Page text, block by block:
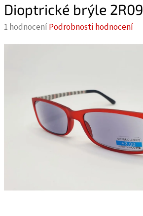
Dioptrické brýle
Průměrné
hvězdiček.
1 hodnoceníPodrobnosti hodnocení